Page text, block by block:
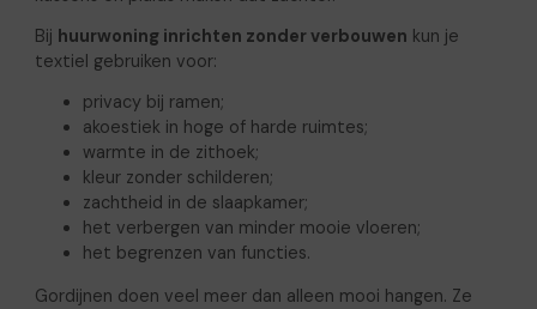
Bij huurwoning inrichten zonder verbouwen kun je
textiel gebruiken voor:
privacy bij ramen;
akoestiek in hoge of harde ruimtes;
warmte in de zithoek;
kleur zonder schilderen;
zachtheid in de slaapkamer;
het verbergen van minder mooie vloeren;
het begrenzen van functies.
Gordijnen doen veel meer dan alleen mooi hangen. Ze